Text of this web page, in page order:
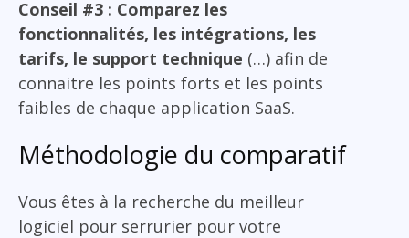
Conseil #3 : Comparez les
fonctionnalités, les intégrations, les
tarifs, le support technique (…) afin de
connaitre les points forts et les points
faibles de chaque application SaaS.
Méthodologie du comparatif
Vous êtes à la recherche du meilleur
logiciel pour serrurier pour votre